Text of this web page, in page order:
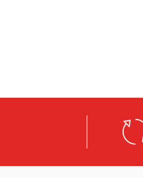
una cuenta?Inicia sesión aquí